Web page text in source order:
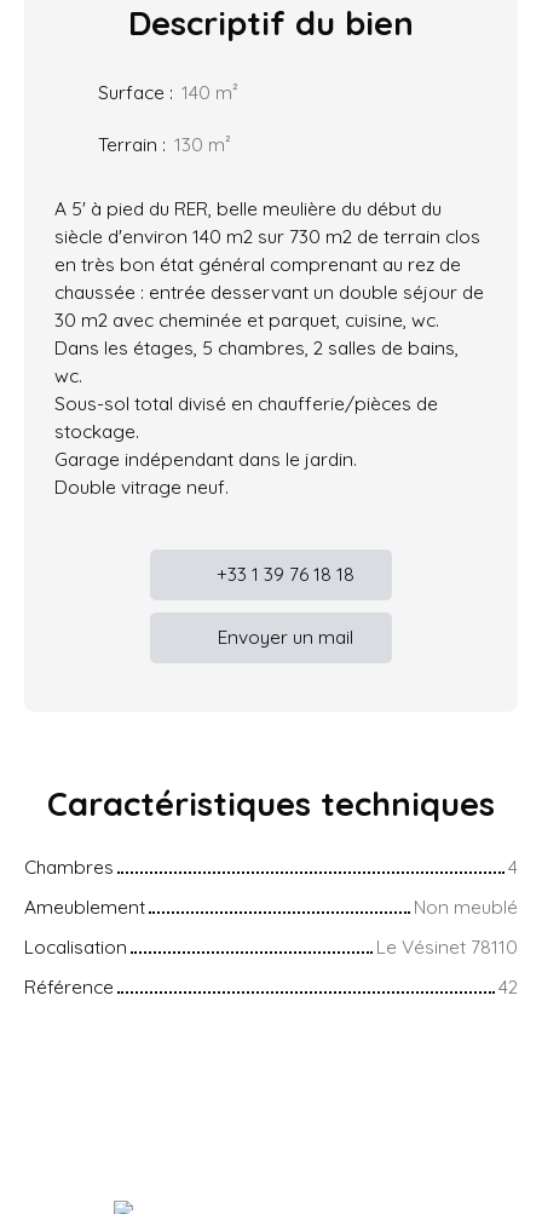
Descriptif du bien
Surface : 140 m²
Terrain : 130 m²
A 5' à pied du RER, belle meulière du début du
siècle d'environ 140 m2 sur 730 m2 de terrain clos
en très bon état général comprenant au rez de
chaussée : entrée desservant un double séjour de
30 m2 avec cheminée et parquet, cuisine, wc.
Dans les étages, 5 chambres, 2 salles de bains,
wc.
Sous-sol total divisé en chaufferie/pièces de
stockage.
Garage indépendant dans le jardin.
Double vitrage neuf.
+33 1 39 76 18 18
Envoyer un mail
Caractéristiques techniques
Chambres
4
Ameublement
Non meublé
Localisation
Le Vésinet 78110
Référence
42